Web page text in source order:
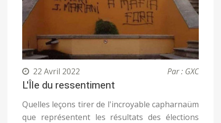
22 Avril 2022 Par : GXC
L'Île du ressentiment
Quelles leçons tirer de l'incroyable capharnaüm
que représentent les résultats des élections